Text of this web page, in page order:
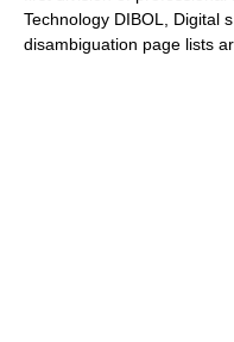
Technology DIBOL, Digital
disambiguation page lists